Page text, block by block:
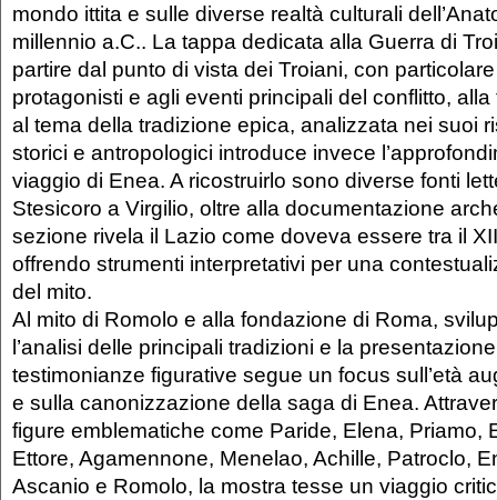
mondo ittita e sulle diverse realtà culturali
millennio a.C.. La tappa dedicata alla Guerra di
partire dal punto di vista dei Troiani, con
protagonisti e agli eventi principali del conflitto,
al tema della tradizione epica, analizzata nei suoi
storici e antropologici introduce invece
viaggio di Enea. A ricostruirlo sono diverse fonti
Stesicoro a Virgilio, oltre alla documentazione
sezione rivela il Lazio come doveva essere tra il
offrendo strumenti interpretativi per una
del mito.
Al mito di Romolo e alla fondazione di Roma,
l’analisi delle principali tradizioni e la
testimonianze figurative segue un focus sull’età
e sulla canonizzazione della saga di Enea.
figure emblematiche come Paride, Elena, Priamo,
Ettore, Agamennone, Menelao, Achille, Patroclo,
Ascanio e Romolo, la mostra tesse un viaggio